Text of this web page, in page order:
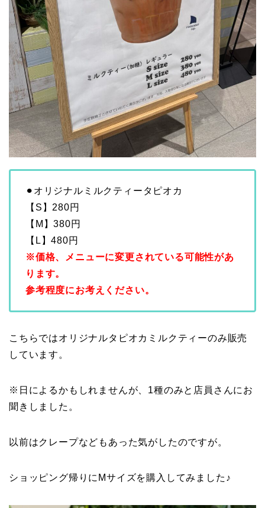
⚫︎オリジナルミルクティータピオカ
【S】280円
【M】380円
【L】480円
※価格、メニューに変更されている可能性があ
ります。
参考程度にお考えください。
こちらではオリジナルタピオカミルクティーのみ販売
しています。
※日によるかもしれませんが、1種のみと店員さんにお
聞きしました。
以前はクレープなどもあった気がしたのですが。
ショッピング帰りにMサイズを購入してみました♪